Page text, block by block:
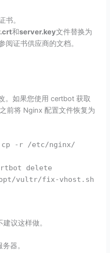
书。
和server.key文件替换为
阅证书供应商的文档。
。如果您使用 certbot 获取
前将 Nginx 配置文件恢复为
cp -r /etc/nginx/
delete
vultr/fix-vhost.sh
议这样做。
器。